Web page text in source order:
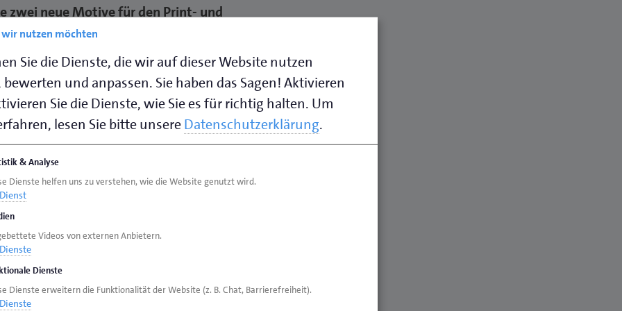
zwei neue Motive für den Print- und
Weihnachtsgrüße und bereiten Sie
in der Adventszeit eine Freude.
Jahr beruflich (oder auch privat)
Vorweihnachtsgruß ein Lächeln ins
: Dort finden Sie insgesamt17
der Imagekampagne
Ihren Mitarbeitenden oder Freunden eine
2023mit diesen Sprüchen:
nutzen möchten
Sie die Dienste, die wir auf dieser Website nutzen
und anpassen. Sie haben das Sagen! Aktivieren
Sie die Dienste, wie Sie es für richtig halten. Um
lesen Sie bitte unsereDatenschutzerklärung.
& Analyse
Dienste helfen uns zu verstehen, wie die Website genutzt wird.
Dienst
Videos von externen Anbietern.
Dienste
Dienste
Dienste erweitern die Funktionalität der Website (z. B. Chat, Barrierefreiheit).
Dienste